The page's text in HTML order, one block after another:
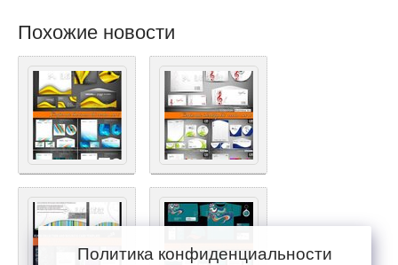
Похожие новости
Политика конфиденциальности